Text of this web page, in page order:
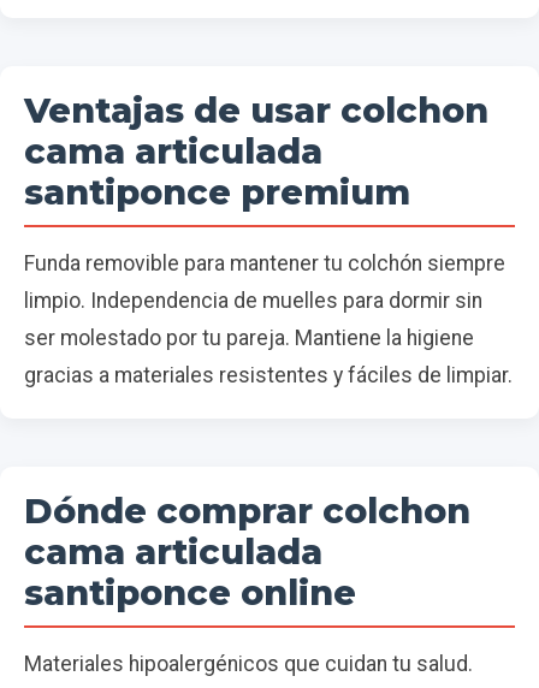
Ventajas de usar colchon
cama articulada
santiponce premium
Funda removible para mantener tu colchón siempre
limpio. Independencia de muelles para dormir sin
ser molestado por tu pareja. Mantiene la higiene
gracias a materiales resistentes y fáciles de limpiar.
Dónde comprar colchon
cama articulada
santiponce online
Materiales hipoalergénicos que cuidan tu salud.